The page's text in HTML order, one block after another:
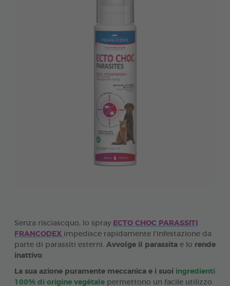
Senza risciascquo, lo spray ECTO CHOC PARASSITI
FRANCODEX impedisce rapidamente l'infestazione da
parte di parassiti esterni. Avvolge il parassita e lo rende
inattivo.
La sua azione puramente meccanica e i suoi ingredienti
100% di origine vegétale permettono un facile utilizzo